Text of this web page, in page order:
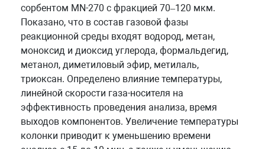
сорбентом MN-270 c фракцией 70–120 мкм.
Показано, что в состав газовой фазы
реакционной среды входят водород, метан,
моноксид и диоксид углерода, формальдегид,
метанол, диметиловый эфир, метилаль,
триоксан. Определено влияние температуры,
линейной скорости газа-носителя на
эффективность проведения анализа, время
выходов компонентов. Увеличение температуры
колонки приводит к уменьшению времени